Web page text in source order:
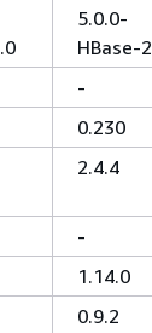
5.0.0-
HBase-
-
0.230
2.4.4
-
1.14.0
0.9.2